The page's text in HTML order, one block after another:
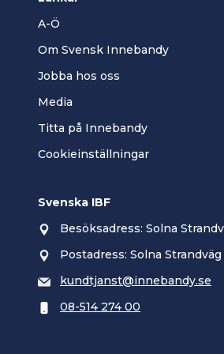
A-Ö
Om Svensk Innebandy
Jobba hos oss
Media
Titta på Innebandy
Cookieinställningar
Svenska IBF
Besöksadress: Solna
Postadress: Solna Strandväg
kundtjanst@innebandy.se
08-514 274 00